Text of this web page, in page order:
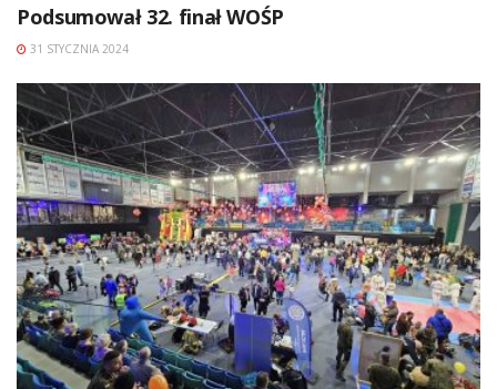
Podsumował 32. finał WOŚP
31 STYCZNIA 2024